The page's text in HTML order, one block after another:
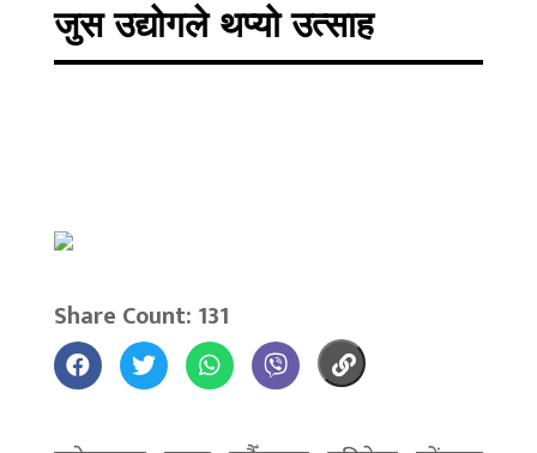
जुस उद्योगले थप्यो उत्साह
Share Count: 131